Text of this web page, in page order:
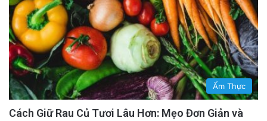
Ẩm Thực
Cách Giữ Rau Củ Tươi Lâu Hơn: Mẹo Đơn Giản và